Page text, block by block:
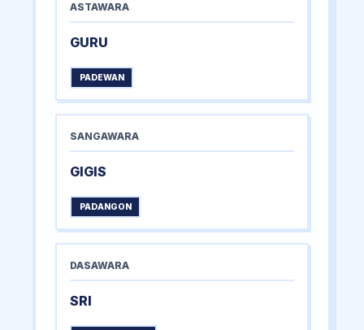
ASTAWARA
GURU
PADEWAN
SANGAWARA
GIGIS
PADANGON
DASAWARA
SRI